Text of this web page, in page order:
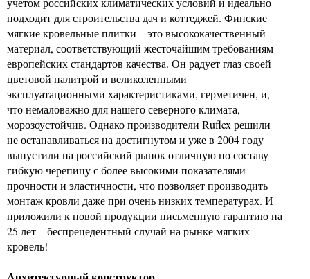
подходит для строительства дач и коттеджей. Финские
мягкие кровельные плитки – это высококачественный
материал, соответствующий жесточайшим требованиям
европейских стандартов качества. Он радует глаз своей
цветовой палитрой и великолепными
эксплуатационными характеристиками, герметичен, и,
что немаловажно для нашего северного климата,
морозоустойчив. Однако производители Ruflex решили
не останавливаться на достигнутом и уже в 2004 году
выпустили на российский рынок отличную по составу
гибкую черепицу с более высокими показателями
прочности и эластичности, что позволяет производить
монтаж кровли даже при очень низких температурах. И
приложили к новой продукции письменную гарантию на
25 лет – беспрецедентный случай на рынке мягких
кровель!